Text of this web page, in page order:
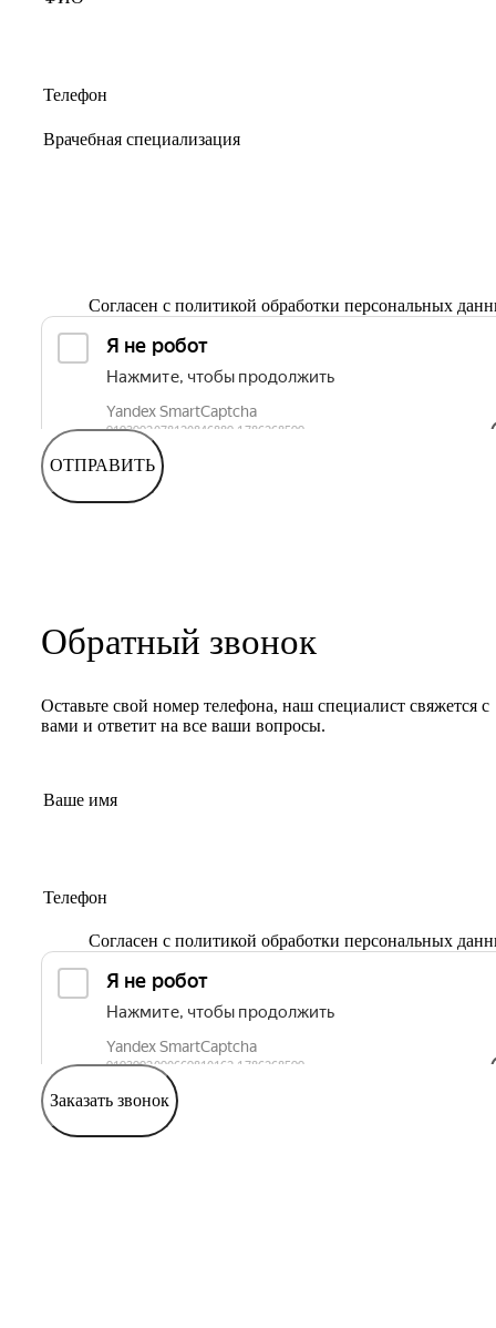
Согласен с политикой обработки персональных
ОТПРАВИТЬ
Обратный звонок
Оставьте свой номер телефона, наш специалист свяжется с
вами и ответит на все ваши вопросы.
Согласен с политикой обработки персональных
Заказать звонок